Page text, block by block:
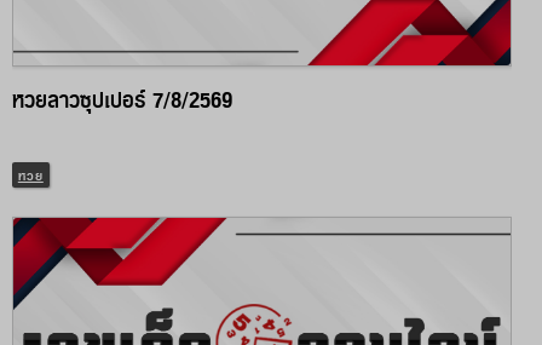
หวยลาวซุปเปอร์ 7/8/2569
หวย